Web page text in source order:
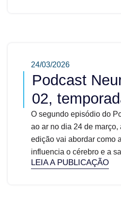
24/03/2026
Podcast
02,
O segundo episódio do
ao ar no dia 24 de março,
edição vai abordar como
influencia o cérebro e a
LEIA A PUBLICAÇÃO